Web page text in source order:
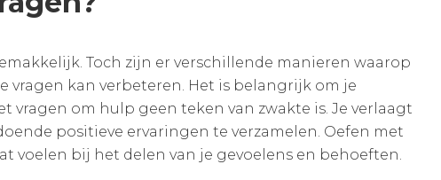
Toch zijn er verschillende manieren waarop
kan verbeteren. Het is belangrijk om je
om hulp geen teken van zwakte is. Je verlaagt
positieve ervaringen te verzamelen. Oefen met
voelen bij het delen van je gevoelens en behoeften.